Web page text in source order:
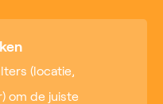
(locatie,
om de juiste